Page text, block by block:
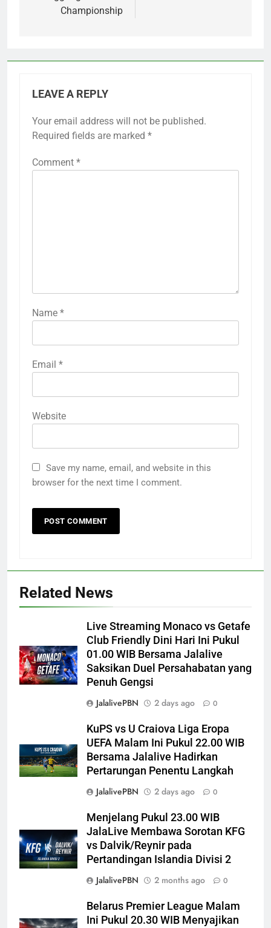
Championship
LEAVE A REPLY
Your email address will not be published.
Required fields are marked *
Comment *
Name *
Email *
Website
Save my name, email, and website in this
browser for the next time I comment.
Related News
Live Streaming Monaco vs Getafe
Club Friendly Dini Hari Ini Pukul
01.00 WIB Bersama Jalalive
Saksikan Duel Persahabatan yang
Penuh Gengsi
JalalivePBN
2 days ago 0
KuPS vs U Craiova Liga Eropa
UEFA Malam Ini Pukul 22.00 WIB
Bersama Jalalive Hadirkan
Pertarungan Penentu Langkah
JalalivePBN
2 days ago 0
Menjelang Pukul 23.00 WIB
JalaLive Membawa Sorotan KFG
vs Dalvik/Reynir pada
Pertandingan Islandia Divisi 2
JalalivePBN
2 months ago 0
Belarus Premier League Malam
Ini Pukul 20.30 WIB Menyajikan